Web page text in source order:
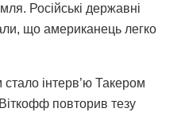
Російські державні
що американець легко
інтерв’ю Такером
повторив тезу